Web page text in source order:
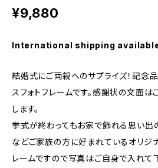
¥9,880
International shipping
結婚式にご両親へのサプライズ！記念
スフォトフレームです。感謝状の文面
します。
挙式が終わってもお家で飾れる思い出
などご家族の方に好まれているオリジナ
レームですので写真はご自身で入れて